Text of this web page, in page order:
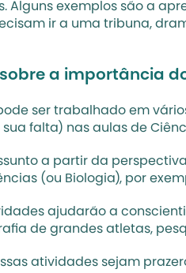
Alguns exemplos são a
ir a uma tribuna,
a importância
ser trabalhado em
falta) nas aulas de
a partir da
(ou Biologia), por
ajudarão a
de grandes atletas,
atividades sejam